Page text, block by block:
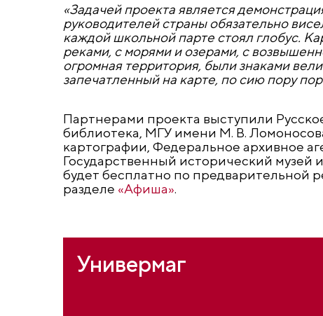
«Задачей проекта является
руководителей страны обязательно
каждой школьной парте стоял глобус.
реками, с морями и озерами, с
огромная территория, были знаками
запечатленный на карте, по сию пору
Партнерами проекта выступили
библиотека, МГУ имени М. В.
картографии, Федеральное архивное
Государственный исторический музей
будет бесплатно по предварительной
разделе «Афиша».
Универмаг